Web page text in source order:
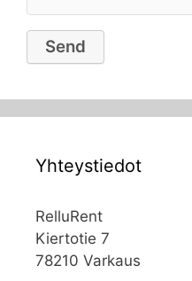
Yhteystiedot
RelluRent
Kiertotie 7
78210 Varkaus